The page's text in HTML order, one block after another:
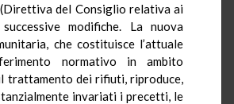
del Consiglio relativa ai
modifiche. La nuova
che costituisce l’attuale
normativo in ambito
trattamento dei rifiuti, riproduce,
invariati i precetti, le